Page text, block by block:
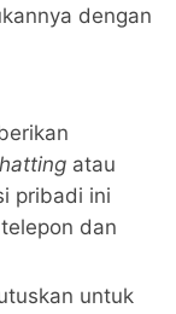
dengan
atau
pribadi ini
dan
untuk